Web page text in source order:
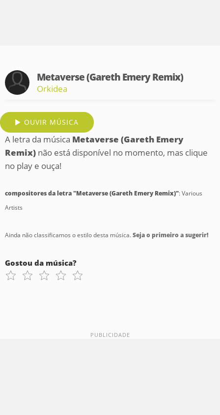
Metaverse (Gareth Emery Remix)
Orkidea
OUVIR MÚSICA
A letra da música Metaverse (Gareth Emery
Remix) não está disponível no momento, mas clique
no play e ouça!
compositores da letra "Metaverse (Gareth Emery Remix)": Various
Artists
Ainda não classificamos o estilo desta música.Seja o primeiro a sugerir!
Gostou da música?